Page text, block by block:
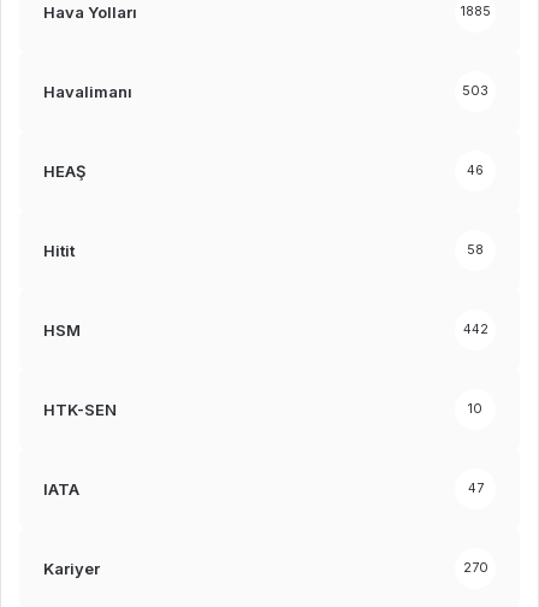
Hava Yolları 1885
Havalimanı 503
HEAŞ 46
Hitit 58
HSM 442
HTK-SEN 10
IATA 47
Kariyer 270